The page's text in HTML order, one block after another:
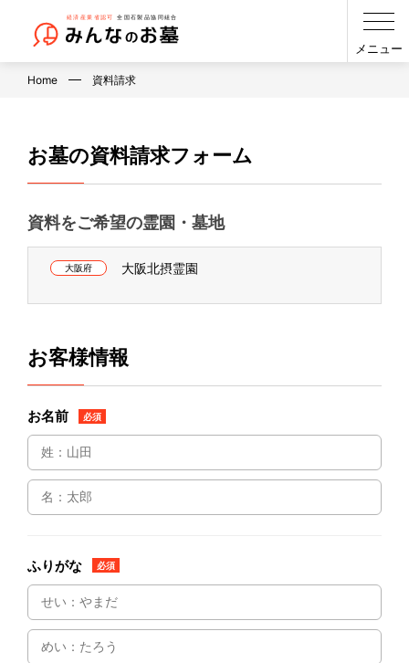
メニュー
Home 資料請求
お墓の資料請求フォーム
資料をご希望の霊園・墓地
大阪府 大阪北摂霊園
お客様情報
お名前 必須
ふりがな 必須